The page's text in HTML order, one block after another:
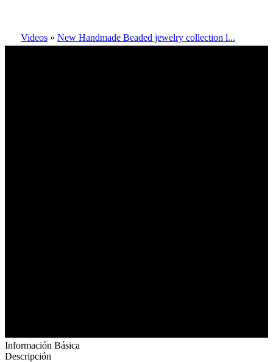
Videos » New Handmade Beaded jewelry collection l...
Información Básica
Descripción